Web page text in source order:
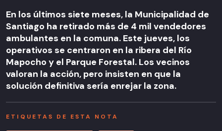
En los últimos siete meses, la Municipalidad de
Santiago ha retirado más de 4 mil vendedores
ambulantes en la comuna. Este jueves, los
operativos se centraron en la ribera del Río
Mapocho y el Parque Forestal. Los vecinos
valoran la acción, pero insisten en que la
solución definitiva sería enrejar la zona.
ETIQUETAS DE ESTA NOTA